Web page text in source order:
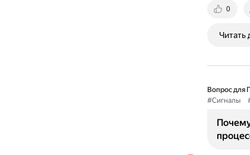
0
Читать
Вопрос для
#Сигналы